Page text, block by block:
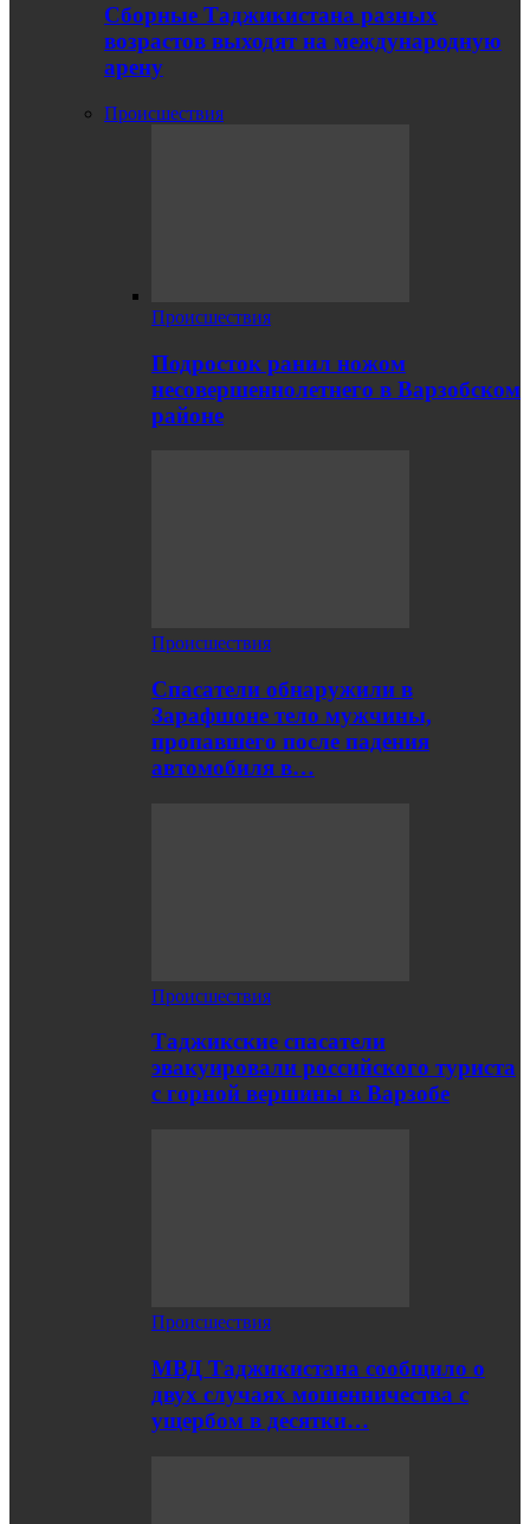
Сборные Таджикистана разных
возрастов выходят на международную
арену
Происшествия
Происшествия
Подросток ранил ножом
несовершеннолетнего в Варзобском
районе
Происшествия
Спасатели обнаружили в
Зарафшоне тело мужчины,
пропавшего после падения
автомобиля в…
Происшествия
Таджикские спасатели
эвакуировали российского туриста
с горной вершины в Варзобе
Происшествия
МВД Таджикистана сообщило о
двух случаях мошенничества с
ущербом в десятки…